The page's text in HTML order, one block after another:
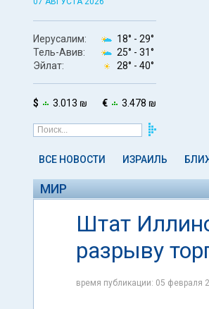
Иерусалим: 18° - 29°
Тель-Авив:
25° - 31°
Эйлат:
28° - 40°
$ 3.013 ₪ € 3.478 ₪
ВСЕ НОВОСТИ ИЗРАИЛЬ
МИР
Штат
разрыву
время публикации: 05 февраля